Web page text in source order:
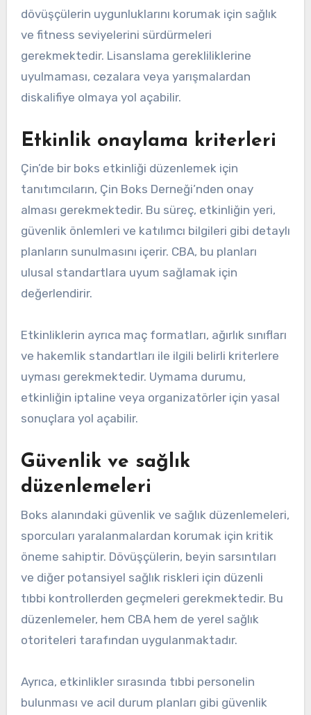
dövüşçülerin uygunluklarını korumak için sağlık
ve fitness seviyelerini sürdürmeleri
gerekmektedir. Lisanslama gerekliliklerine
uyulmaması, cezalara veya yarışmalardan
diskalifiye olmaya yol açabilir.
Etkinlik onaylama kriterleri
Çin’de bir boks etkinliği düzenlemek için
tanıtımcıların, Çin Boks Derneği’nden onay
alması gerekmektedir. Bu süreç, etkinliğin yeri,
güvenlik önlemleri ve katılımcı bilgileri gibi detaylı
planların sunulmasını içerir. CBA, bu planları
ulusal standartlara uyum sağlamak için
değerlendirir.
Etkinliklerin ayrıca maç formatları, ağırlık sınıfları
ve hakemlik standartları ile ilgili belirli kriterlere
uyması gerekmektedir. Uymama durumu,
etkinliğin iptaline veya organizatörler için yasal
sonuçlara yol açabilir.
Güvenlik ve sağlık
düzenlemeleri
Boks alanındaki güvenlik ve sağlık düzenlemeleri,
sporcuları yaralanmalardan korumak için kritik
öneme sahiptir. Dövüşçülerin, beyin sarsıntıları
ve diğer potansiyel sağlık riskleri için düzenli
tıbbi kontrollerden geçmeleri gerekmektedir. Bu
düzenlemeler, hem CBA hem de yerel sağlık
otoriteleri tarafından uygulanmaktadır.
Ayrıca, etkinlikler sırasında tıbbi personelin
bulunması ve acil durum planları gibi güvenlik